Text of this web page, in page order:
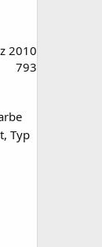
2010
793
Typ